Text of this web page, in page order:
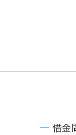
借金